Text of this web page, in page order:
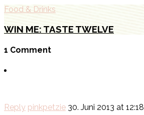
Food & Drinks
WIN ME: TASTE TWELVE
1 Comment
Reply pinkpetzie 30. Juni 2013 at 12:18